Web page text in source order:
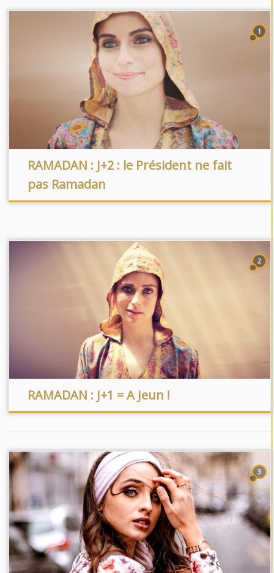
1
RAMADAN : J+2 : le Président ne fait
pas Ramadan
2
RAMADAN : J+1 = A Jeun !
3